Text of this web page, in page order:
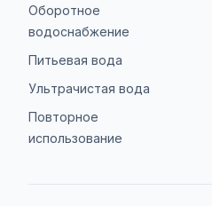
Оборотное
водоснабжение
Питьевая вода
Ультрачистая вода
Повторное
использование